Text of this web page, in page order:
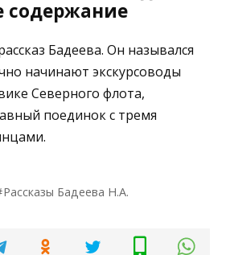
содержание
Бадеева. Он назывался
начинают экскурсоводы
Северного флота,
поединок с тремя
Рассказы Бадеева Н.А.